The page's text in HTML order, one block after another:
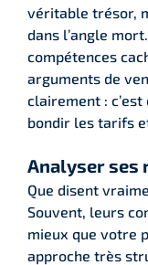
véritable trésor,
dans l’angle
compétences
arguments de
clairement :
bondir les tarifs
Analyser ses
Que disent
Souvent, leurs
mieux que votre
approche très